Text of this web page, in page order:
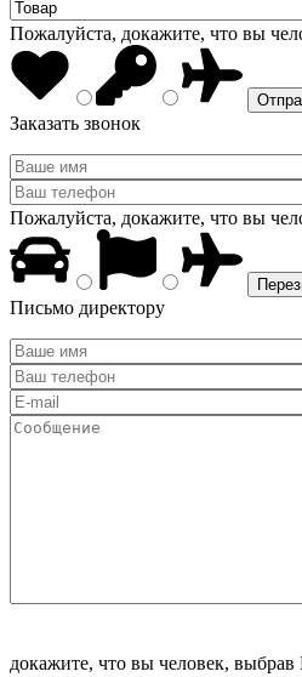
Пожалуйста, докажите, что вы
Заказать звонок
Пожалуйста, докажите, что вы
Письмо директору
докажите, что вы человек, выбрав